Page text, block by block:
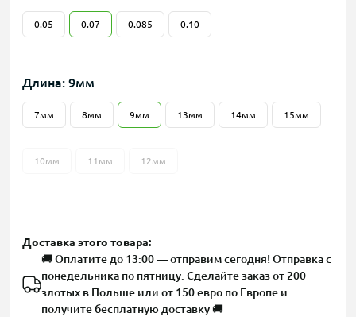
0.05 0.07 0.085 0.10
Длина: 9мм
7мм 8мм 9мм 13мм 14мм 15мм
10мм 11мм 12мм
Доставка этого товара:
🚚 Оплатите до 13:00 — отправим сегодня! Отправка с
понедельника по пятницу. Сделайте заказ от 200
злотых в Польше или от 150 евро по Европе и
получите бесплатную доставку 🚚